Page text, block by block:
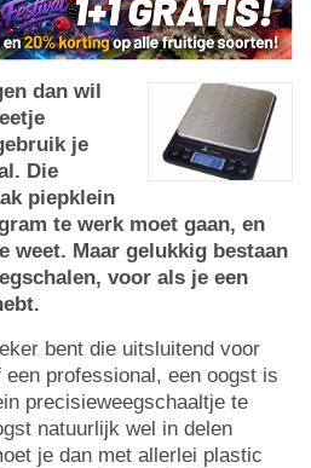
dan wil
je
Die
piepklein
te werk moet gaan, en
weet. Maar gelukkig bestaan
voor als je een
bent die uitsluitend voor
professional, een oogst is
precisieweegschaaltje te
natuurlijk wel in delen
je dan met allerlei plastic